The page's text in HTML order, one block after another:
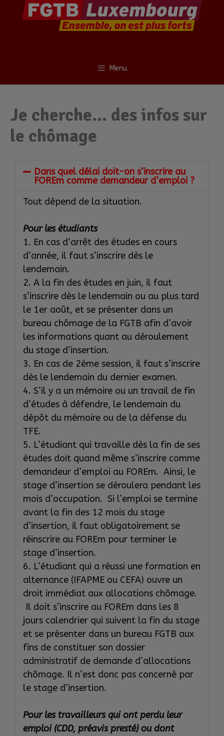
Menu
Je cherche… des infos sur
le chômage
Dans quel délai doit-on s’inscrire au
FOREm comme demandeur d’emploi ?
Tout dépend de la situation.
Pour les étudiants
1. En cas d’arrêt des études en cours
d’année, il faut s’inscrire dès le
lendemain.
2. A la fin des études en juin, il faut
s’inscrire dès le lendemain ou au plus tard
le 1er août, et se présenter dans un
bureau chômage de la FGTB afin d’avoir
les informations quant au déroulement
du stage d’insertion.
3. En cas de 2ème session, il faut s’inscrire
dès le lendemain du dernier examen.
4. S’il y a un mémoire ou un travail de fin
d’études à défendre, le lendemain du
dépôt du mémoire ou de la défense du
TFE.
5. L’étudiant qui travaille dès la fin de ses
études doit quand même s’inscrire comme
demandeur d’emploi au FOREm. Ainsi, le
stage d’insertion se déroulera pendant les
mois d’occupation. Si l’emploi se termine
avant la fin des 12 mois du stage
d’insertion, il faut obligatoirement se
réinscrire au FOREm pour terminer le
stage d’insertion.
6. L’étudiant qui a réussi une formation en
alternance (IFAPME ou CEFA) ouvre un
droit immédiat aux allocations chômage.
Il doit s’inscrire au FOREm dans les 8
jours calendrier qui suivent la fin du stage
et se présenter dans un bureau FGTB aux
fins de constituer son dossier
administratif de demande d’allocations
chômage. Il n’est donc pas concerné par
le stage d’insertion.
Pour les travailleurs qui ont perdu leur
emploi (CDD, préavis presté) ou dont